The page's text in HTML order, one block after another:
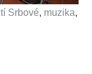
Srbové, muzika,